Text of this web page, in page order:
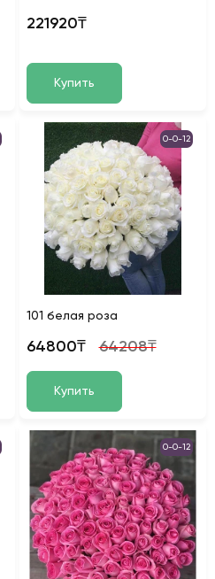
221920₸
Купить
0-0-12
101 белая роза
64800₸ 64208₸
Купить
0-0-12